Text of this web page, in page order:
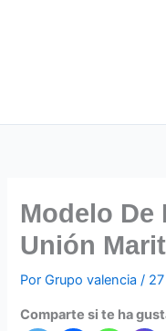
Modelo De
Unión
PorGrupo valencia/
Comparte si te ha